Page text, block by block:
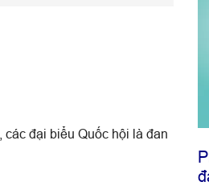
đại biểu Quốc hội là đan